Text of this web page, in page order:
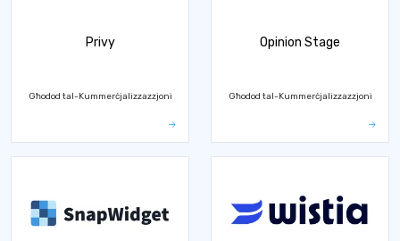
Privy
Għodod tal-Kummerċjalizzazzjoni
Opinion Stage
Għodod tal-Kummerċjalizzazzjoni